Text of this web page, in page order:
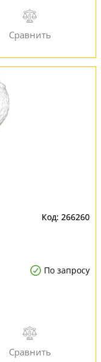
266260
По запросу